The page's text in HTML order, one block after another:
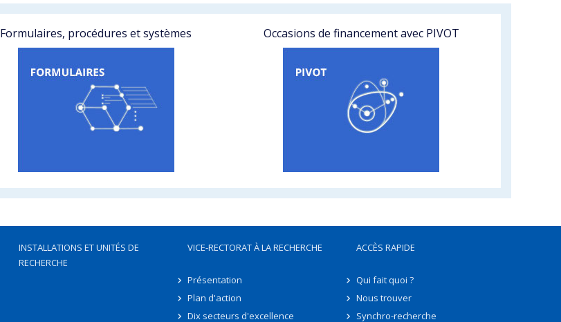
Formulaires, procédures et systèmes Occasions de financement avec PIVOT
INSTALLATIONS ET UNITÉS DE
RECHERCHE
VICE-RECTORAT À LA RECHERCHE
Présentation
Plan d'action
Dix secteurs d'excellence
ACCÈS RAPIDE
Qui fait quoi ?
Nous trouver
Synchro-recherche